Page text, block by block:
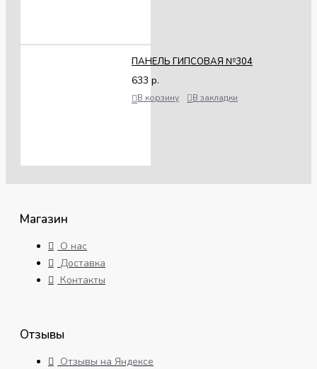
ПАНЕЛЬ ГИПСОВАЯ №304
633 р.
В корзину В закладки
Магазин
О нас
Доставка
Контакты
Отзывы
Отзывы на Яндексе